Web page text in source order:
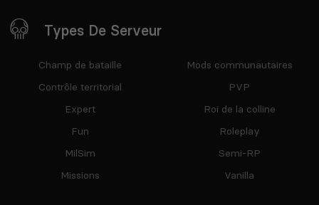
Types De Serveur
Champ de bataille
Contrôle territorial
Expert
Fun
MilSim
Missions
Mods communautaires
PVP
Roi de la colline
Roleplay
Semi-RP
Vanilla